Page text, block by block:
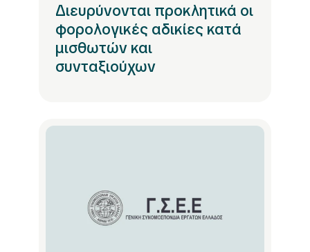
Διευρύνονται προκλητικά οι
φορολογικές αδικίες κατά
μισθωτών και
συνταξιούχων